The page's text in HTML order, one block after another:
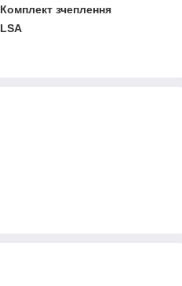
Комплект зчеплення
LSA